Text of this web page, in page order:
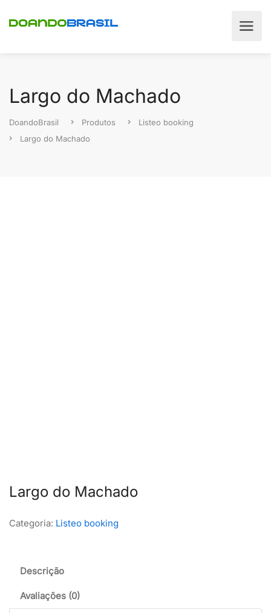
Largo do Machado
DoandoBrasil Produtos
Listeo booking
Largo do Machado
Largo do Machado
Categoria: Listeo booking
Descrição
Avaliações (0)